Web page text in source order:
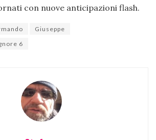
con nuove anticipazioni flash.
Giuseppe
6